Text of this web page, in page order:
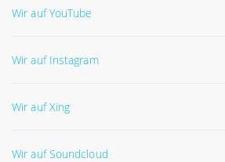
Wir auf YouTube
Wir auf Instagram
Wir auf Xing
Wir auf Soundcloud